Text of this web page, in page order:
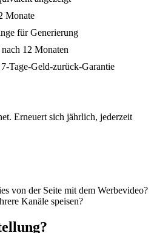
Monate
für Generierung
12 Monaten
Tage-Geld-zurück-Garantie
Erneuert sich jährlich, jederzeit
von der Seite mit dem Werbevideo?
Kanäle speisen?